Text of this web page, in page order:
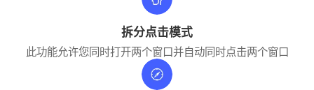
拆分点击模式
此功能允许您同时打开两个窗口并自动同时点击两个窗口